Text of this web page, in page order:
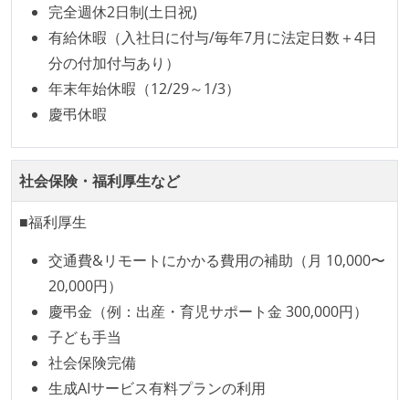
コード品質向上のための取り組み
本番にデプロイされるコードには、全てコードレビュ
ーまたはペアプログラミングを実施している
「リファクタリングは随時行われるべき」という価値
観をメンバー全員が共有しており、日常的に実施して
いる
何らかのコーディング規約をチーム全体で遵守するよ
うにしている
提出されたコードには自動的にリグレッションテスト
が実行される環境が構築されている
テストの実施度
機能の実装と同時にテストコードを記述している
想定される複数環境での品質チェックを義務づけてい
る
完全週休2日制(土日祝)
有給休暇（入社日に付与/毎年7月に法定日数＋4日
分の付加付与あり）
年末年始休暇（12/29～1/3）
慶弔休暇
社会保険・福利厚生など
■福利厚生
交通費&リモートにかかる費用の補助（月 10,000〜
20,000円）
慶弔金（例：出産・育児サポート金 300,000円）
子ども手当
社会保険完備
生成AIサービス有料プランの利用